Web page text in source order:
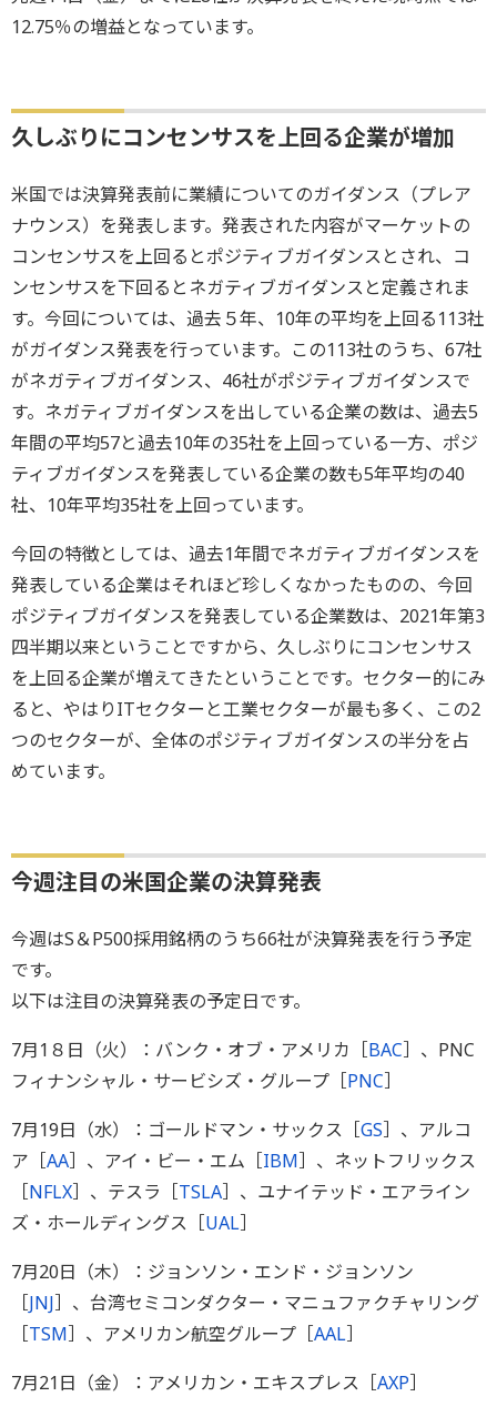
12.75％の増益となっています。
久しぶりにコンセンサスを上回る企業が増加
米国では決算発表前に業績についてのガイダンス（プレア
ナウンス）を発表します。発表された内容がマーケットの
コンセンサスを上回るとポジティブガイダンスとされ、コ
ンセンサスを下回るとネガティブガイダンスと定義されま
す。今回については、過去５年、10年の平均を上回る113社
がガイダンス発表を行っています。この113社のうち、67社
がネガティブガイダンス、46社がポジティブガイダンスで
す。ネガティブガイダンスを出している企業の数は、過去5
年間の平均57と過去10年の35社を上回っている一方、ポジ
ティブガイダンスを発表している企業の数も5年平均の40
社、10年平均35社を上回っています。
今回の特徴としては、過去1年間でネガティブガイダンスを
発表している企業はそれほど珍しくなかったものの、今回
ポジティブガイダンスを発表している企業数は、2021年第3
四半期以来ということですから、久しぶりにコンセンサス
を上回る企業が増えてきたということです。セクター的にみ
ると、やはりITセクターと工業セクターが最も多く、この2
つのセクターが、全体のポジティブガイダンスの半分を占
めています。
今週注目の米国企業の決算発表
今週はS＆P500採用銘柄のうち66社が決算発表を行う予定
です。
以下は注目の決算発表の予定日です。
7月1８日（火）：バンク・オブ・アメリカ［BAC］、PNC
フィナンシャル・サービシズ・グループ［PNC］
7月19日（水）：ゴールドマン・サックス［GS］、アルコ
ア［AA］、アイ・ビー・エム［IBM］、ネットフリックス
［NFLX］、テスラ［TSLA］、ユナイテッド・エアライン
ズ・ホールディングス［UAL］
7月20日（木）：ジョンソン・エンド・ジョンソン
［JNJ］、台湾セミコンダクター・マニュファクチャリング
［TSM］、アメリカン航空グループ［AAL］
7月21日（金）：アメリカン・エキスプレス［AXP］